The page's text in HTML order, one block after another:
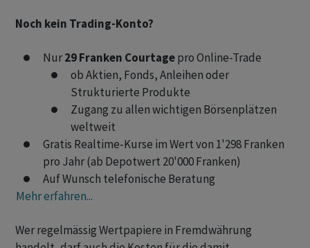
Noch kein Trading-Konto?
Nur29 Franken Courtagepro Online-Trade
ob Aktien, Fonds, Anleihen oder
Strukturierte Produkte
Zugang zu allen wichtigen Börsenplätzen
weltweit
Gratis Realtime-Kurse im Wert von 1'298 Franken
pro Jahr (ab Depotwert 20'000 Franken)
Auf Wunsch telefonische Beratung
Mehr erfahren...
Wer regelmässig Wertpapiere in Fremdwährung